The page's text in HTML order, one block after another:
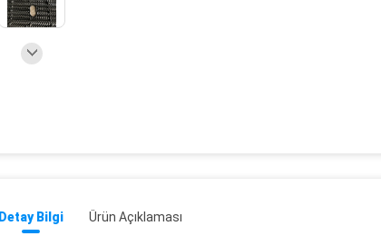
Detay Bilgi Ürün Açıklaması